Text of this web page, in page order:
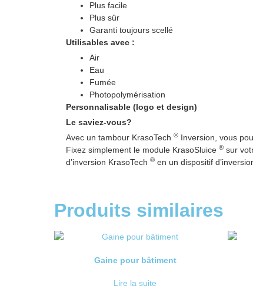
Plus facile
Plus sûr
Garanti toujours scellé
Utilisables avec :
Air
Eau
Fumée
Photopolymérisation
Personnalisable (logo et design)
Le saviez-vous?
Avec un tambour KrasoTech ® Inversion, vous
Fixez simplement le module KrasoSluice ® ​​sur
d’inversion KrasoTech ® en un dispositif
Produits similaires
Gaine pour bâtiment
Lire la suite